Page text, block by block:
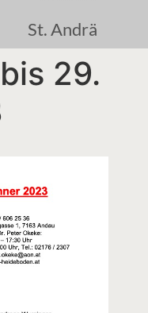
St. Andrä
29.